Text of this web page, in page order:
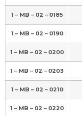
1 – MB – 02 – 0185
1 – MB – 02 – 0190
1 – MB – 02 – 0200
1 – MB – 02 – 0203
1 – MB – 02 – 0210
1 – MB – 02 – 0220